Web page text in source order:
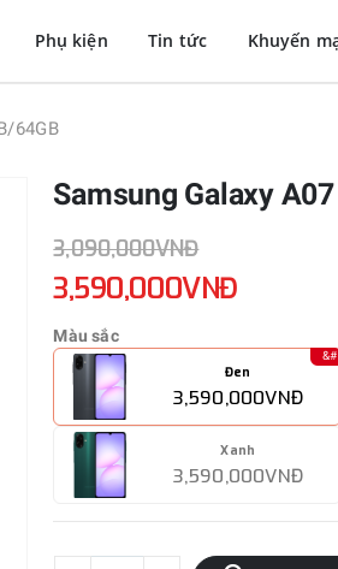
Phụ kiện Tin tức Khuyến
64GB
Samsung Galaxy
3,090,000VNĐ
3,590,000VNĐ
Màu sắc
Đen
3,590,000VNĐ
Xanh
3,590,000VNĐ